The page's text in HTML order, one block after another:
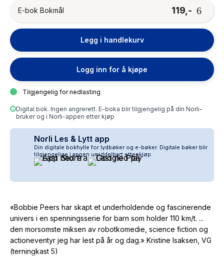
E-bok Bokmål 119,-
Legg i handlekurv
Logg inn for å kjøpe
Tilgjengelig for nedlasting
Digital bok. Ingen angrerett. E-boka blir tilgjengelig på din Norli-
bruker og i Norli-appen etter kjøp
Norli Les & Lytt app
Din digitale bokhylle for lydbøker og e-bøker. Digitale bøker blir
tilgjengelige i appen umiddelbart etter kjøp.
«Bobbie Peers har skapt et underholdende og fascinerende
univers i en spenningsserie for barn som holder 110 km/t. ...
den morsomste miksen av robotkomedie, science fiction og
actioneventyr jeg har lest på år og dag.» Kristine Isaksen, VG
(terningkast 5)